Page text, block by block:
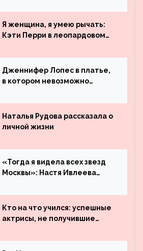
просмотрам на YouTube. Они
обогнали даже Джастина
Бибера
Я женщина, я умею рычать:
Кэти Перри в леопардовом
Дженнифер Лопес в платье,
в котором невозможно
Наталья Рудова рассказала о
личной жизни
«Тогда я видела всех звезд
Москвы»: Настя Ивлеева
популярности и выложила
архивные фото
Кто на что учился: успешные
актрисы, не получившие